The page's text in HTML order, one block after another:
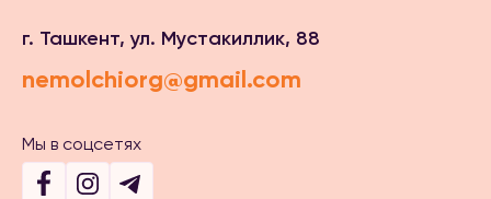
г. Ташкент, ул. Мустакиллик, 88
nemolchiorg@gmail.com
Мы в соцсетях